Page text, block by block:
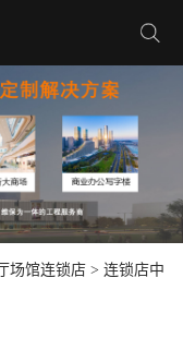
场馆连锁店 > 连锁店中